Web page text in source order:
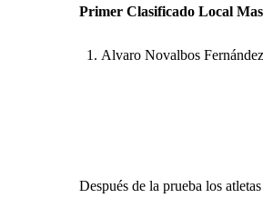
Primer Clasificado Local
Alvaro Novalbos
Después de la prueba los